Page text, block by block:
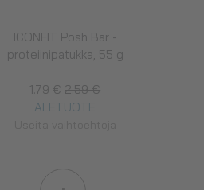
ICONFIT Posh Bar -
proteiinipatukka, 55 g
1.79 € 2.59 €
ALETUOTE